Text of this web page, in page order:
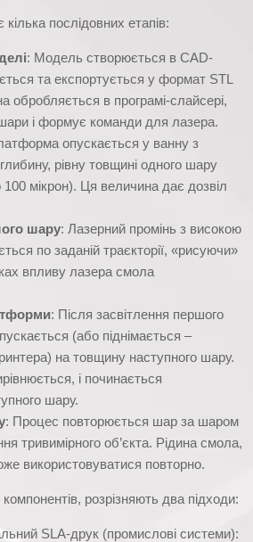
послідовних етапів:
: Модель створюється в CAD-
та експортується у формат STL
обробляється в програмі-слайсері,
і формує команди для лазера.
опускається у ванну з
рівну товщині одного шару
100 мікрон). Ця величина дає дозвіл
шару: Лазерний промінь з високою
по заданій траєкторії, «рисуючи»
впливу лазера смола
: Після засвітлення першого
(або піднімається –
на товщину наступного шару.
і починається
шару.
: Процес повторюється шар за шаром
тривимірного об’єкта. Рідина смола,
використовуватися повторно.
компонентів, розрізняють два підходи:
SLA-друк (промислові системи):